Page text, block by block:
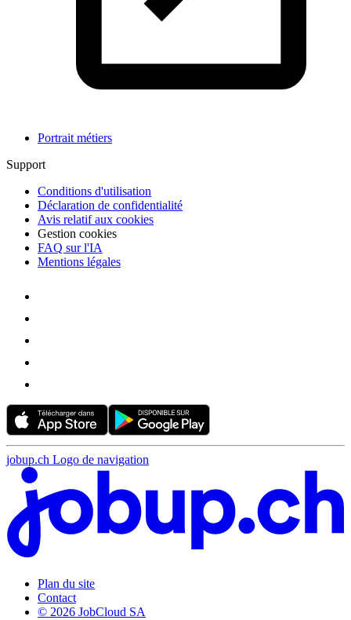
Portrait métiers
Support
Conditions d'utilisation
Déclaration de confidentialité
Avis relatif aux cookies
Gestion cookies
FAQ sur l'IA
Mentions légales
jobup.ch Logo de navigation
Plan du site
Contact
© 2026 JobCloud SA